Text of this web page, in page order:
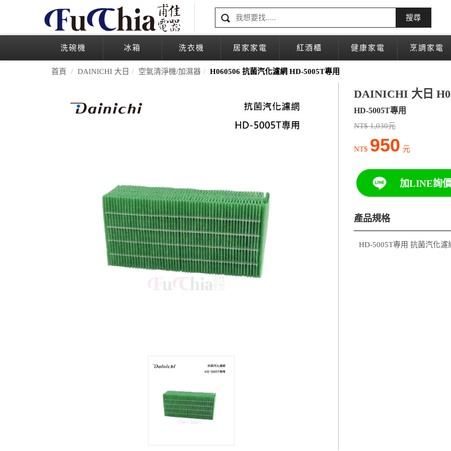
搜尋
洗碗機 冰箱 洗衣機 居家家電 紅酒櫃 健康家電 烹調家電
首頁 DAINICHI 大日 空氣清淨機/加濕器 H060506 抗菌汽化濾網 HD-5005T專用
DAINICHI 大日
HD-5005T專用
NT$ 1,030元
NT$ 950 元
加LINE詢
產品規格
HD-5005T專用 抗菌汽化濾